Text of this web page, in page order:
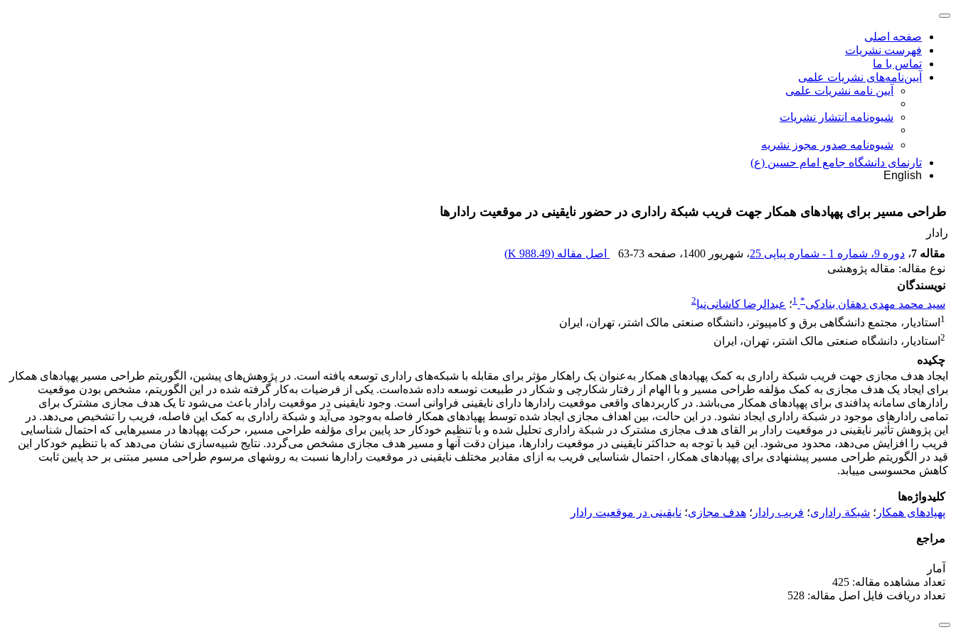
صفحه اصلی
فهرست نشریات
تماس با ما
آیین‌نامه‌های نشریات علمی
آیین نامه نشریات علمی
شیوه‌نامه انتشار نشریات
شیوهنامه صدور مجوز نشریه
تارنمای دانشگاه جامع امام حسین (ع)
English
طراحی مسیر برای پهپادهای همکار جهت فریب شبکة راداری در حضور نایقینی در موقعیت رادارها
رادار
مقاله 7
، دوره 9، شماره 1 - شماره پیاپی 25 ، شهریور 1400 ، صفحه 63-73 اصل مقاله (988.49 K
)
نوع مقاله: مقاله پژوهشی
نویسندگان
سید محمد مهدی دهقان بنادکی*
1؛ عبدالرضا کاشانی‌نیا2
1 استادیار، مجتمع دانشگاهی برق و کامپیوتر، دانشگاه صنعتی مالک اشتر، تهران، ایران
2 استادیار، دانشگاه صنعتی مالک اشتر، تهران، ایران
چکیده
ایجاد هدف مجازی جهت فریب شبکة راداری به کمک پهپادهای همکار به‌عنوان یک راهکار مؤثر برای مقابله با شبکه‌های راداری توسعه یافته است. در پژوهش‌های پیشین، الگوریتم طراحی مسیر پهپادهای همکار
برای ایجاد یک هدف مجازی به کمک مؤلفه طراحی مسیر و با الهام از رفتار شکارچی و شکار در طبیعت توسعه داده شده‌است. یکی از فرضیات به‌کار گرفته شده در این الگوریتم، مشخص بودن موقعیت
رادارهای سامانه پدافندی برای پهپادهای همکار می‌باشد. در کاربردهای واقعی موقعیت رادارها دارای نایقینی فراوانی است. وجود نایقینی در موقعیت رادار باعث می‌شود تا یک هدف مجازی مشترک برای
تمامی رادارهای موجود در شبکة راداری ایجاد نشود. در این حالت، بین اهداف مجازی ایجاد شده توسط پهپادهای همکار فاصله به‌وجود می‌آید و شبکة راداری به کمک این فاصله، فریب را تشخیص می‌دهد. در
این پژوهش تأثیر نایقینی در موقعیت رادار بر القای هدف مجازی مشترک در شبکة راداری تحلیل شده و با تنظیم خودکار حد پایین برای مؤلفه طراحی مسیر، حرکت پهپادها در مسیرهایی که احتمال شناسایی
فریب را افزایش می‌دهد، محدود می‌شود. این قید با توجه به حداکثر نایقینی در موقعیت رادارها، میزان دقت آنها و مسیر هدف مجازی مشخص می‌گردد. نتایج شبیه‌سازی نشان می‌دهد که با تنظیم خودکار این
قید در الگوریتم طراحی مسیر پیشنهادی برای پهپادهای همکار، احتمال شناسایی فریب به ازای مقادیر مختلف نایقینی در موقعیت رادارها نسبت به روش­های مرسوم طراحی مسیر مبتنی بر حد پایین ثابت
کاهش محسوسی می­یابد.
کلیدواژه‌ها
پهپادهای همکار ؛ شبکة راداری؛ فریب رادار ؛ هدف مجازی؛ نایقینی در موقعیت رادار
مراجع
آمار
تعداد مشاهده مقاله: 425
تعداد دریافت فایل اصل مقاله: 528